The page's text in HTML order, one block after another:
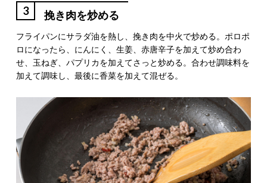
3 挽き肉を炒める
フライパンにサラダ油を熱し、挽き肉を中火で炒める。ポロポ
ロになったら、にんにく、生姜、赤唐辛子を加えて炒め合わ
せ、玉ねぎ、パプリカを加えてさっと炒める。合わせ調味料を
加えて調味し、最後に香菜を加えて混ぜる。